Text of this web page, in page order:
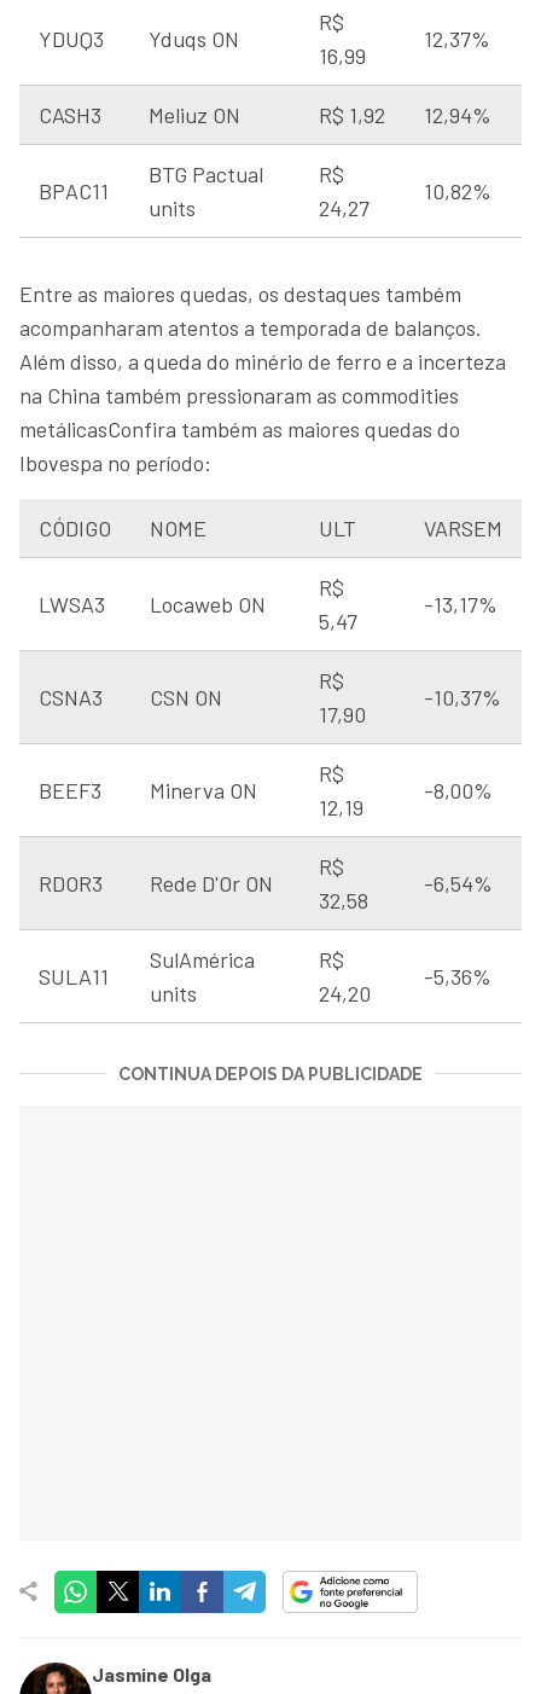
YDUQ3 Yduqs ON
R$
16,99
12,37%
CASH3 Meliuz ON R$ 1,92 12,94%
BPAC11
BTG Pactual
units
R$
24,27
10,82%
Entre as maiores quedas, os destaques também
acompanharam atentos a temporada de balanços.
Além disso, a queda do minério de ferro e a incerteza
na China também pressionaram as commodities
metálicasConfira também as maiores quedas do
Ibovespa no período:
CÓDIGO NOME ULT VARSEM
LWSA3 Locaweb ON
R$
5,47
-13,17%
CSNA3 CSN ON
R$
17,90
-10,37%
BEEF3 Minerva ON
R$
12,19
-8,00%
RDOR3 Rede D'Or ON
R$
32,58
-6,54%
SULA11
SulAmérica
units
R$
24,20
-5,36%
CONTINUA DEPOIS DA PUBLICIDADE
Jasmine Olga